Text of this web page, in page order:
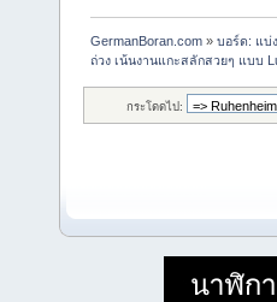
GermanBoran.com »บอร์ด: แบ่
ถ่วง เน้นงานแกะสลักสวยๆ แบบ
กระโดดไป: